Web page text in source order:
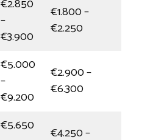
€2.850
–
€3.900
€1.800 –
€2.250
€5.000
–
€9.200
€2.900 –
€6.300
€5.650
€4.250 –